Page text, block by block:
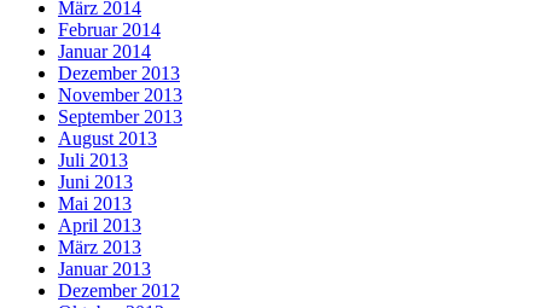
März 2014
Februar 2014
Januar 2014
Dezember 2013
November 2013
September 2013
August 2013
Juli 2013
Juni 2013
Mai 2013
April 2013
März 2013
Januar 2013
Dezember 2012